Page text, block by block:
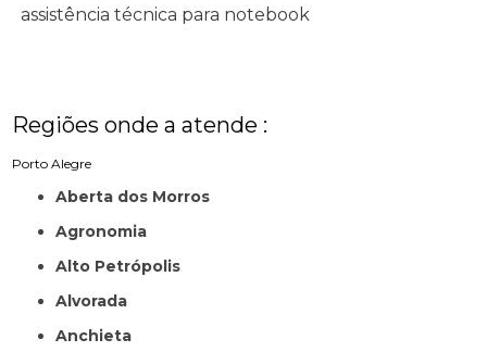
assistência técnica para notebook
Regiões onde a atende :
Porto Alegre
Aberta dos Morros
Agronomia
Alto Petrópolis
Alvorada
Anchieta